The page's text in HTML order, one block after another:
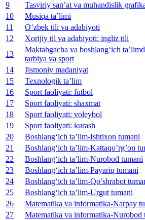
9
Tasviriy san’at va muhandislik
10
Musiqa ta’limi
11
O‘zbek tili va adabiyoti
12
Xorijiy til va adabiyoti: ingliz tili
13
Maktabgacha va boshlang‘ich
tarbiya va sport
14
Jismoniy madaniyat
15
Texnologik ta’lim
16
Sport faoliyati: futbol
17
Sport faoliyati: shaxmat
18
Sport faoliyati: voleybol
19
Sport faoliyati: kurash
20
Boshlang‘ich ta’lim-Ishtixon tumani
21
Boshlang‘ich ta’lim-Kattaqo’rg’on
22
Boshlang‘ich ta’lim-Nurobod tumani
23
Boshlang‘ich ta’lim-Payariq tumani
24
Boshlang‘ich ta’lim-Qo’shrabot
25
Boshlang‘ich ta’lim-Urgut tumani
26
Matematika va informatika-Narpay
27
Matematika va informatika-Nurobod